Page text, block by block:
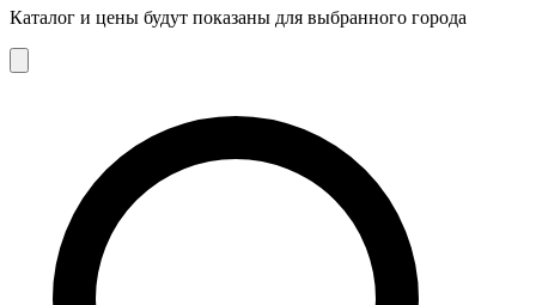
Каталог и цены будут показаны для выбранного города